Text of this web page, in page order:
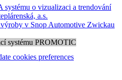
o vizualizaci a trendování
a.s.
v Snop Automotive Zwickau
systému PROMOTIC
cookies preferences